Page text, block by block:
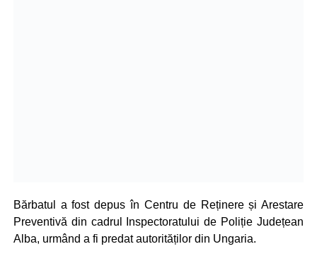
Bărbatul a fost depus în Centru de Reținere și Arestare
Preventivă din cadrul Inspectoratului de Poliție Județean
Alba, urmând a fi predat autorităților din Ungaria.